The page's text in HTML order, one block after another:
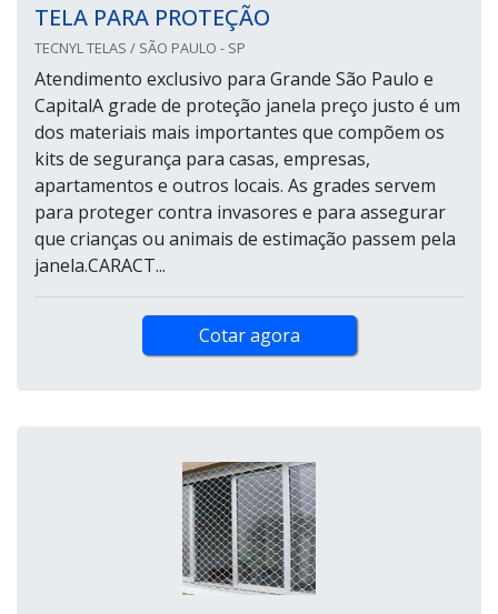
TELA PARA PROTEÇÃO
TECNYL TELAS / SÃO PAULO - SP
Atendimento exclusivo para Grande São Paulo e
CapitalA grade de proteção janela preço justo é um
dos materiais mais importantes que compõem os
kits de segurança para casas, empresas,
apartamentos e outros locais. As grades servem
para proteger contra invasores e para assegurar
que crianças ou animais de estimação passem pela
janela.CARACT...
Cotar agora